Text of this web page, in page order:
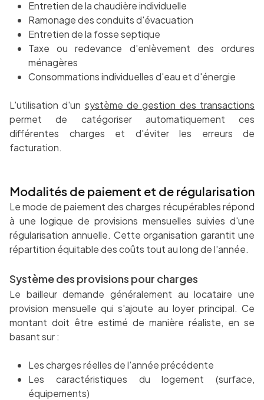
Entretien de la chaudière individuelle
Ramonage des conduits d'évacuation
Entretien de la fosse septique
Taxe ou redevance d'enlèvement des ordures
ménagères
Consommations individuelles d'eau et d'énergie
L'utilisation d'un système de gestion des transactions
permet de catégoriser automatiquement ces
différentes charges et d'éviter les erreurs de
facturation.
Modalités de paiement et de régularisation
Le mode de paiement des charges récupérables répond
à une logique de provisions mensuelles suivies d'une
régularisation annuelle. Cette organisation garantit une
répartition équitable des coûts tout au long de l'année.
Système des provisions pour charges
Le bailleur demande généralement au locataire une
provision mensuelle qui s'ajoute au loyer principal. Ce
montant doit être estimé de manière réaliste, en se
basant sur :
Les charges réelles de l'année précédente
Les caractéristiques du logement (surface,
équipements)